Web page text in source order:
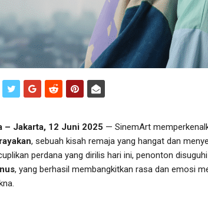
– Jakarta, 12 Juni 2025 — SinemArt
, sebuah kisah remaja yang hangat dan
perdana yang dirilis hari ini, penonton
, yang berhasil membangkitkan rasa dan emosi